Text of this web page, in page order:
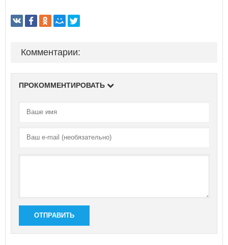
Комментарии:
ПРОКОММЕНТИРОВАТЬ
ОТПРАВИТЬ